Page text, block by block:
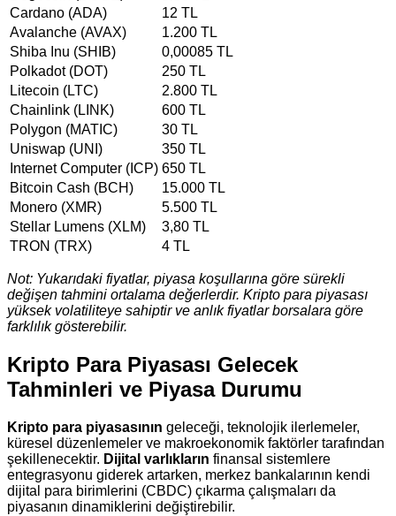
Cardano (ADA)
12 TL
Avalanche (AVAX)
1.200 TL
Shiba Inu (SHIB)
0,00085 TL
Polkadot (DOT)
250 TL
Litecoin (LTC)
2.800 TL
Chainlink (LINK)
600 TL
Polygon (MATIC)
30 TL
Uniswap (UNI)
350 TL
Internet Computer (ICP) 650 TL
Bitcoin Cash (BCH)
15.000 TL
Monero (XMR)
5.500 TL
Stellar Lumens (XLM)
3,80 TL
TRON (TRX)
4 TL
Not: Yukarıdaki fiyatlar, piyasa koşullarına göre sürekli
değişen tahmini ortalama değerlerdir. Kripto para piyasası
yüksek volatiliteye sahiptir ve anlık fiyatlar borsalara göre
farklılık gösterebilir.
Kripto Para Piyasası Gelecek
Tahminleri ve Piyasa Durumu
Kripto para piyasasının geleceği, teknolojik ilerlemeler,
küresel düzenlemeler ve makroekonomik faktörler tarafından
şekillenecektir. Dijital varlıkların finansal sistemlere
entegrasyonu giderek artarken, merkez bankalarının kendi
dijital para birimlerini (CBDC) çıkarma çalışmaları da
piyasanın dinamiklerini değiştirebilir.